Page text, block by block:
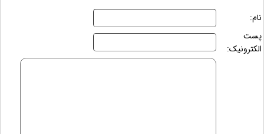
نام:
پست
الکترونیک: